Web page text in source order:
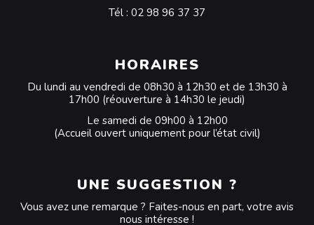
Tél : 02 98 96 37 37
HORAIRES
Du lundi au vendredi de 08h30 à 12h30 et de 13h30 à
17h00 (réouverture à 14h30 le jeudi)
Le samedi de 09h00 à 12h00
(Accueil ouvert uniquement pour l’état civil)
UNE SUGGESTION ?
Vous avez une remarque ? Faites-nous en part, votre avis
nous intéresse !